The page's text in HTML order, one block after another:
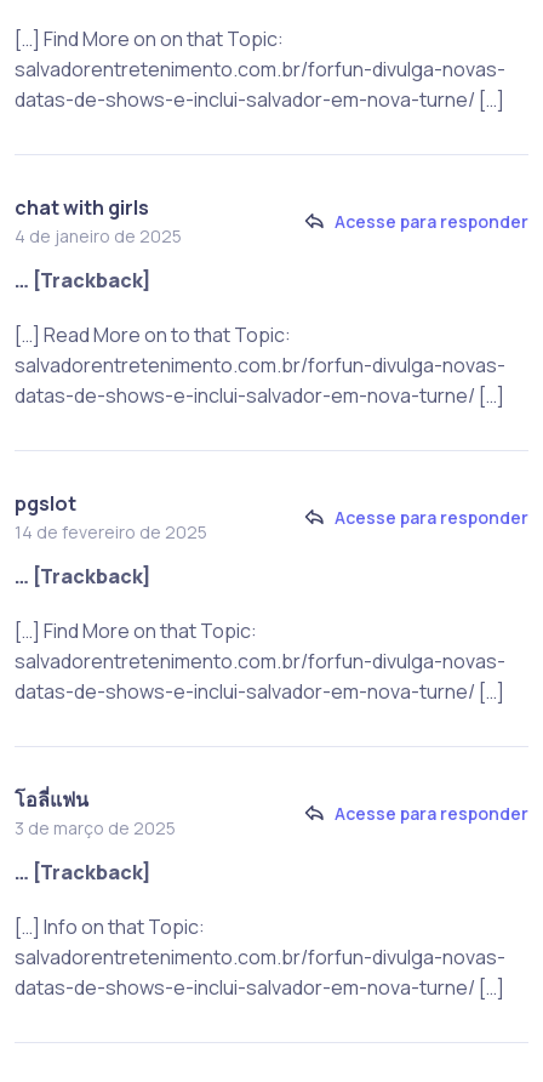
[…] Find More on on that Topic:
salvadorentretenimento.com.br/forfun-divulga-novas-
datas-de-shows-e-inclui-salvador-em-nova-turne/ […]
chat with girls
4 de janeiro de 2025
Acesse para responder
… [Trackback]
[…] Read More on to that Topic:
salvadorentretenimento.com.br/forfun-divulga-novas-
datas-de-shows-e-inclui-salvador-em-nova-turne/ […]
pgslot
14 de fevereiro de 2025
Acesse para responder
… [Trackback]
[…] Find More on that Topic:
salvadorentretenimento.com.br/forfun-divulga-novas-
datas-de-shows-e-inclui-salvador-em-nova-turne/ […]
โอลี่แฟน
3 de março de 2025
Acesse para responder
… [Trackback]
[…] Info on that Topic:
salvadorentretenimento.com.br/forfun-divulga-novas-
datas-de-shows-e-inclui-salvador-em-nova-turne/ […]